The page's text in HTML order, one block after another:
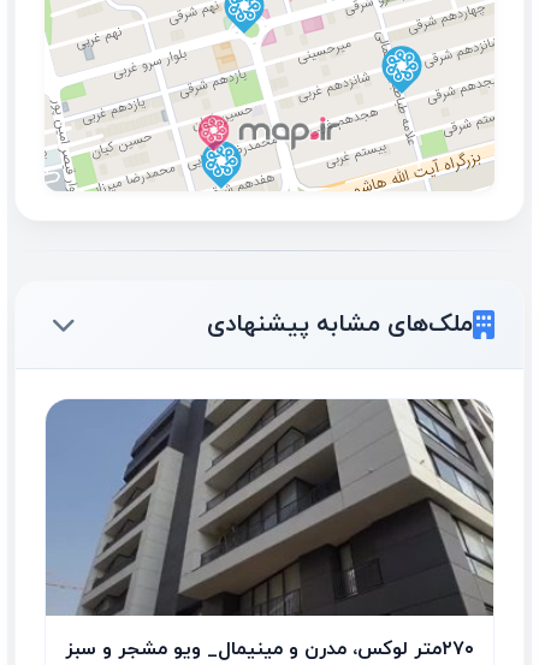
ملک‌های مشابه پیشنهادی
۲۷۰متر لوکس، مدرن و مینیمال_ ویو مشجر و سبز